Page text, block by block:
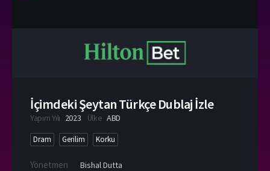
İçimdeki Şeytan Türkçe Dublaj İzle
Yapım Yılı 2023 Ülke ABD
Dram Gerilim Korku
Yönetmen Bishal Dutta